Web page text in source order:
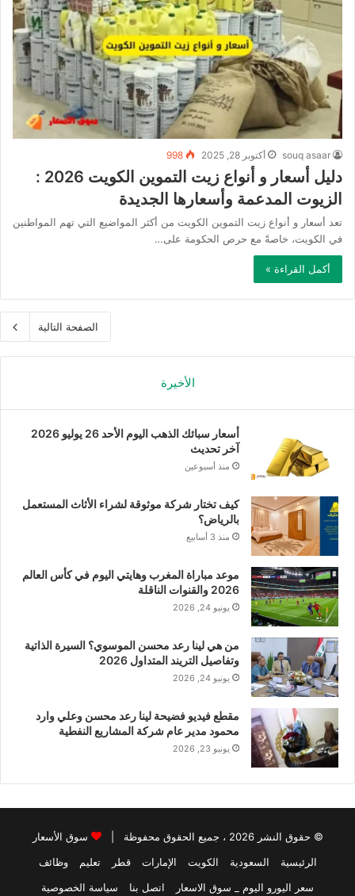
souq asaar أكتوبر 28, 2025 998
دليل أسعار و أنواع زيت التموين الكويت 2026 :
الزيوت المدعمة وأسعارها الجديدة
تعد أسعار و أنواع زيت التموين الكويت من أكثر المواضيع التي تهم المواطنين
في الكويت، خاصةً مع حرص الحكومة على…
أكمل القراءة »
الصفحة التالية
الأخيرة
أسعار سبائك الذهب اليوم الأحد 26 يوليو 2026
آخر تحديث
منذ أسبوعين
كيف تختار شركة موثوقة لشراء الأثاث المستعمل
بالرياض؟
منذ 3 أسابيع
موعد مباراة المغرب وهايتي اليوم في كأس العالم
2026 والقنوات الناقلة
يونيو 24, 2026
من هي لينا رعد محسن الموسوي؟ السيرة الذاتية
وتفاصيل التريند المتداول 2026
يونيو 24, 2026
مقطع فيديو فضيحة لينا رعد محسن وعلي وارد
محمود مدير عام شركة المشاريع النفطية
يونيو 23, 2026
© حقوق النشر 2026 ، جميع الحقوق محفوظة |
سوق الأسعار
الرئيسية
السعودية الكويت الإمارات قطر تعليم
وظائف
سعر اليورو اليوم _ سوق الاسعار
اتصل بنا سياسة الخصوصية